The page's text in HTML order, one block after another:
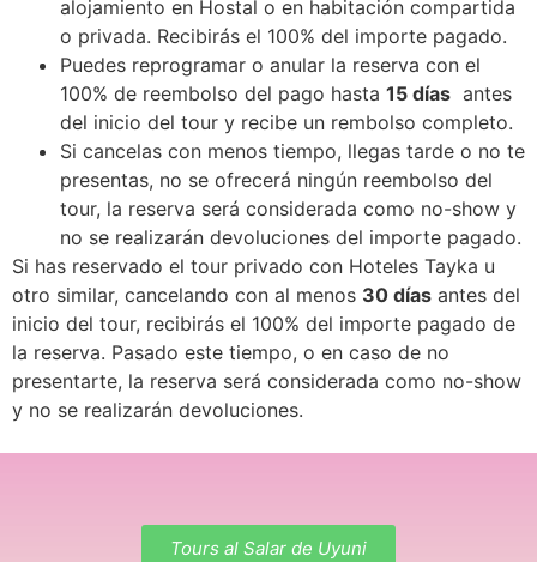
alojamiento en Hostal o en habitación compartida
o privada. Recibirás el 100% del importe pagado.
Puedes reprogramar o anular la reserva con el
100% de reembolso del pago hasta 15 días antes
del inicio del tour y recibe un rembolso completo.
Si cancelas con menos tiempo, llegas tarde o no te
presentas, no se ofrecerá ningún reembolso del
tour, la reserva será considerada como no-show y
no se realizarán devoluciones del importe pagado.
Si has reservado el tour privado con Hoteles Tayka u
otro similar, cancelando con al menos 30 días antes del
inicio del tour, recibirás el 100% del importe pagado de
la reserva. Pasado este tiempo, o en caso de no
presentarte, la reserva será considerada como no-show
y no se realizarán devoluciones.
Tours al Salar de Uyuni